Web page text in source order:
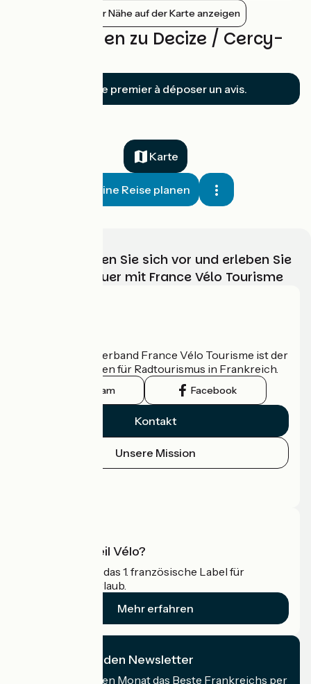
Bahnhöfe in der Nähe auf der Karte anzeigen
Bewertungen zu Decize / Cercy-
Soyez le premier à déposer un avis.
Karte
Meine Reise planen
Wählen, bereiten Sie sich vor und erleben Sie
Ihr Radabenteuer mit France Vélo Tourisme
Der nationale Verband France Vélo Tourisme ist der
offizielle Leitfaden für Radtourismus in Frankreich.
Instagram Facebook
Kontakt
Unsere Mission
Was ist Accueil Vélo?
Accueil Vélo ist das 1. französische Label für
Radfahrer im Urlaub.
Mehr erfahren
Ich abonniere den Newsletter
Erhalten Sie jeden Monat das Beste Frankreichs per